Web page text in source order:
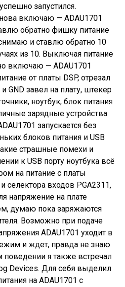
запустился.
включаю — ADAU1701
обратно фишку питание
и ставлю обратно 10
из 10. Выключая питание
включаю — ADAU1701
от платы DSP, отрезал
GND завел на плату, штекер
ноутбук, блок питания
зарядные устройства
запускается без
блоков питания и USB
страшные помехи и
к USB порту ноутбука всё
на питание с платы
селектора входов PGA2311,
напряжение на плате
думаю пока заряжаются
Возможно при подаче
ADAU1701 уходит в
и ждет, правда не знаю
поведении я также встречал
Devices. Для себя выделил
на ADAU1701 c